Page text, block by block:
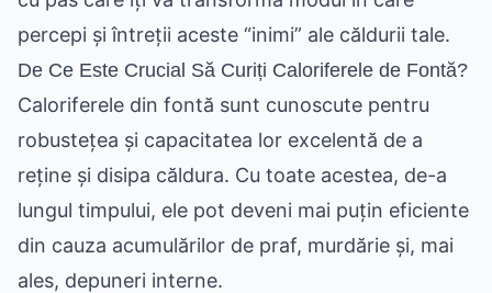
percepi și întreții aceste “inimi” ale căldurii tale.
De Ce Este Crucial Să Curiți Caloriferele de Fontă?
Caloriferele din fontă sunt cunoscute pentru
robustețea și capacitatea lor excelentă de a
reține și disipa căldura. Cu toate acestea, de-a
lungul timpului, ele pot deveni mai puțin eficiente
din cauza acumulărilor de praf, murdărie și, mai
ales, depuneri interne.